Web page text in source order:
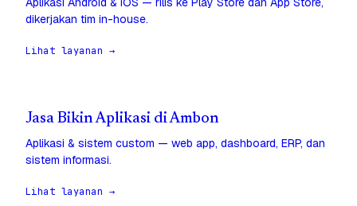
dikerjakan tim in-house.
Lihat layanan →
Jasa Bikin Aplikasi di Ambon
Aplikasi & sistem custom — web app, dashboard, ERP, dan
sistem informasi.
Lihat layanan →